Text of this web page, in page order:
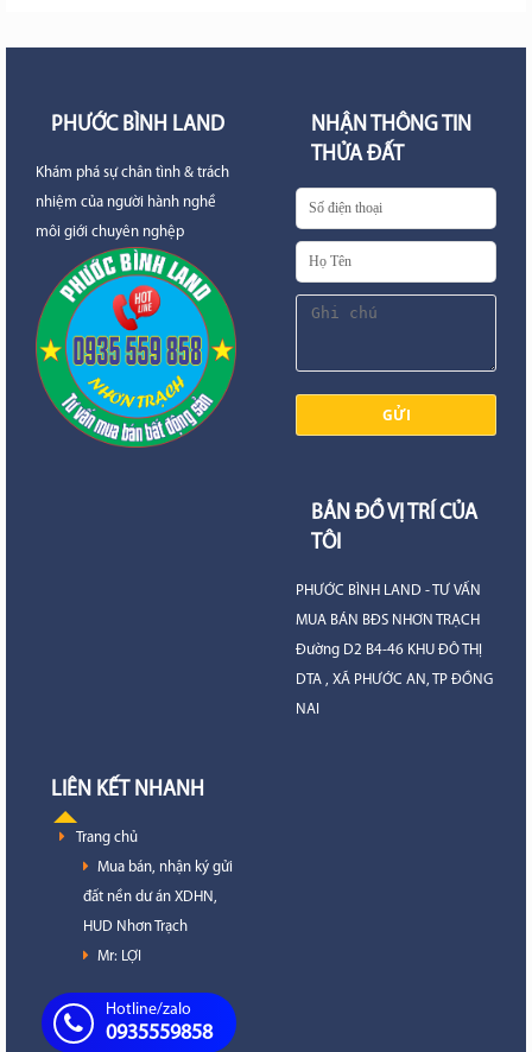
PHƯỚC BÌNH LAND
Khám phá sự chân tình & trách
nhiệm của người hành nghề
môi giới chuyên nghệp
NHẬN THÔNG TIN
THỬA ĐẤT
BẢN ĐỒ VỊ TRÍ CỦA
TÔI
PHƯỚC BÌNH LAND - TƯ VẤN
MUA BÁN BĐS NHƠN TRẠCH
Đường D2 B4-46 KHU ĐÔ THỊ
DTA , XÃ PHƯỚC AN, TP ĐỒNG
NAI
LIÊN KẾT NHANH
Trang chủ
Mua bán, nhận ký gửi
đất nền dư án XDHN,
HUD Nhơn Trạch
Mr: LỢI
Hotline/zalo
0935559858